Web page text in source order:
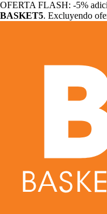
OFERTA FLASH: -5%
BASKET5. Excluyendo